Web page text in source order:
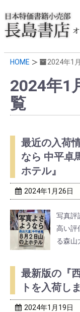
HOME 2024年1
2024年1
覧
最近の入荷
なら 中平卓
ホテル』
2024年1月26日
写真
高い評
る森山
た。
馬や多
ヴ ...
最新版の『
トを入荷し
2024年1月19日